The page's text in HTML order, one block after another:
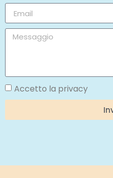
Accetto la privacy